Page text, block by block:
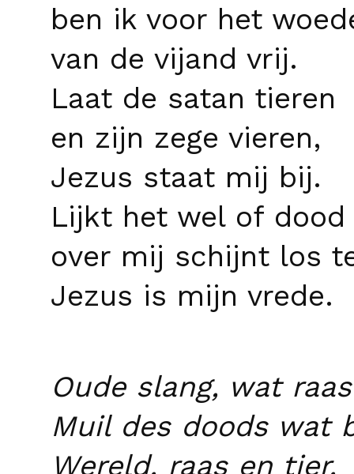
ben ik voor het
van de vijand vrij.
Laat de satan tieren
en zijn zege vieren,
Jezus staat mij bij.
Lijkt het wel of dood
over mij schijnt los
Jezus is mijn vrede.
Oude slang, wat
Muil des doods wat
Wereld, raas en tier,